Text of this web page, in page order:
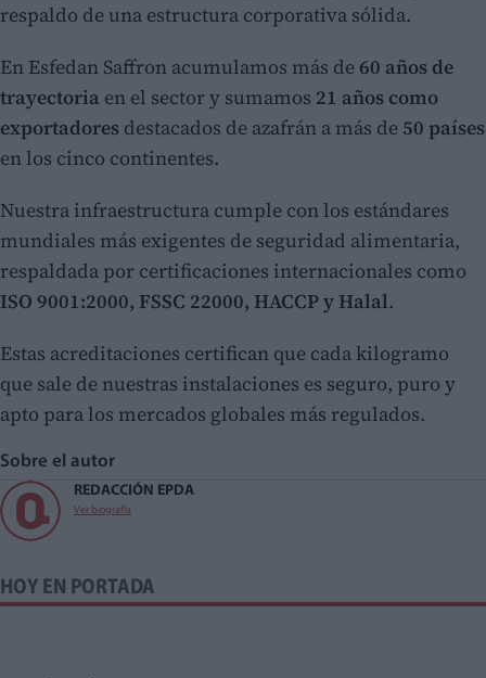
respaldo de una estructura corporativa sólida.
En Esfedan Saffron acumulamos más de 60 años de
trayectoria en el sector y sumamos 21 años como
exportadores destacados de azafrán a más de 50 países
en los cinco continentes.
Nuestra infraestructura cumple con los estándares
mundiales más exigentes de seguridad alimentaria,
respaldada por certificaciones internacionales como
ISO 9001:2000, FSSC 22000, HACCP y Halal.
Estas acreditaciones certifican que cada kilogramo
que sale de nuestras instalaciones es seguro, puro y
apto para los mercados globales más regulados.
Sobre el autor
REDACCIÓN EPDA
Ver biografía
HOY EN PORTADA